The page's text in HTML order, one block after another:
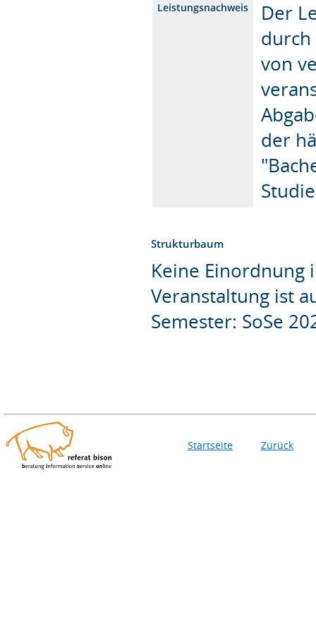
Leistungsnachweis
Der
durch
von
der
Strukturbaum
Keine Einordnung
Veranstaltung ist
Semester: SoSe
Startseite Zurück